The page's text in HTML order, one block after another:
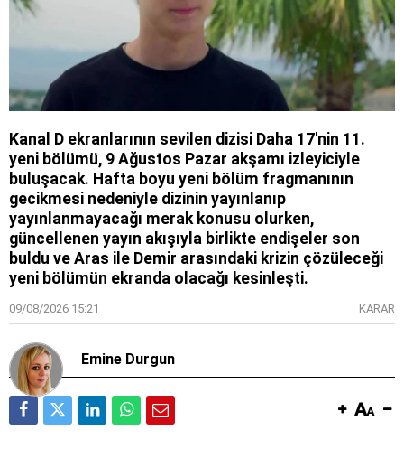
Kanal D ekranlarının sevilen dizisi Daha 17'nin 11.
yeni bölümü, 9 Ağustos Pazar akşamı izleyiciyle
buluşacak. Hafta boyu yeni bölüm fragmanının
gecikmesi nedeniyle dizinin yayınlanıp
yayınlanmayacağı merak konusu olurken,
güncellenen yayın akışıyla birlikte endişeler son
buldu ve Aras ile Demir arasındaki krizin çözüleceği
yeni bölümün ekranda olacağı kesinleşti.
09/08/2026 15:21 KARAR
Emine Durgun